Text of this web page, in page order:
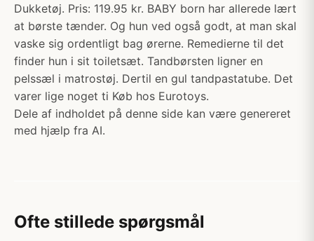
Dukketøj. Pris: 119.95 kr. BABY born har allerede lært
at børste tænder. Og hun ved også godt, at man skal
vaske sig ordentligt bag ørerne. Remedierne til det
finder hun i sit toiletsæt. Tandbørsten ligner en
pelssæl i matrostøj. Dertil en gul tandpastatube. Det
varer lige noget ti Køb hos Eurotoys.
Dele af indholdet på denne side kan være genereret
med hjælp fra AI.
Ofte stillede spørgsmål